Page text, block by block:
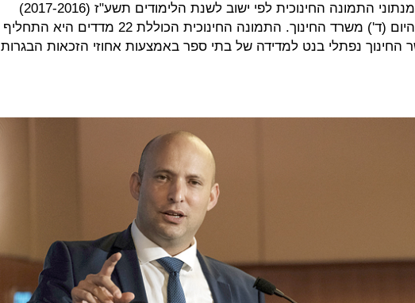
כך עולה מנתוני התמונה החינוכית לפי ישוב לשנת הלימודים תשע"ז (2017-2016)
שפירסם היום (ד') משרד החינוך. התמונה החינוכית הכוללת 22 מדדים היא התחליף
החינוך נפתלי בנט למדידה של בתי ספר באמצעות אחוזי הזכאות הבגרות